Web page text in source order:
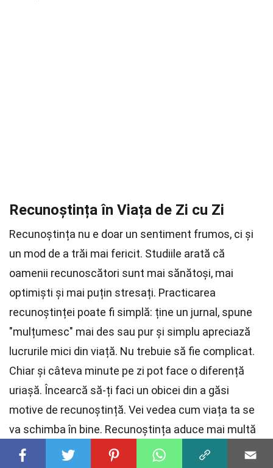
Recunoștința în Viața de Zi cu Zi
Recunoștința nu e doar un sentiment frumos, ci și
un mod de a trăi mai fericit. Studiile arată că
oamenii recunoscători sunt mai sănătoși, mai
optimiști și mai puțin stresați. Practicarea
recunoștinței poate fi simplă: ține un jurnal, spune
"mulțumesc" mai des sau pur și simplu apreciază
lucrurile mici din viață. Nu trebuie să fie complicat.
Chiar și câteva minute pe zi pot face o diferență
uriașă. Încearcă să-ți faci un obicei din a găsi
motive de recunoștință. Vei vedea cum viața ta se
va schimba în bine. Recunoștința aduce mai multă
bucurie și împlinire. Așa că, de ce să nu începi chiar